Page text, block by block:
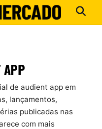
APP
de audient app em
lançamentos,
publicadas nas
com mais